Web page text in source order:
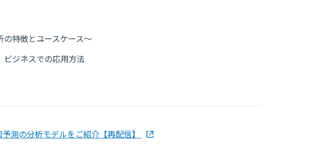
特徴とユースケース～
ジネスでの応用方法
測の分析モデルをご紹介【再配信】